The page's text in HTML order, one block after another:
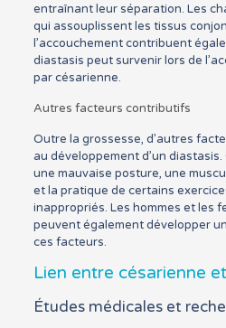
entraînant leur séparation. Les
qui assouplissent les tissus
l’accouchement contribuent
diastasis peut survenir lors de
par césarienne.
Autres facteurs contributifs
Outre la grossesse, d’autres
au développement d’un diastasis.
une mauvaise posture, une
et la pratique de certains
inappropriés. Les hommes et les
peuvent également développer
ces facteurs.
Lien entre césarienne
Études médicales et